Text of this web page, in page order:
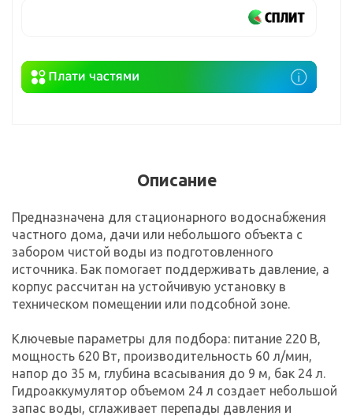
Описание
Предназначена для стационарного водоснабжения
частного дома, дачи или небольшого объекта с
забором чистой воды из подготовленного
источника. Бак помогает поддерживать давление, а
корпус рассчитан на устойчивую установку в
техническом помещении или подсобной зоне.
Ключевые параметры для подбора: питание 220 В,
мощность 620 Вт, производительность 60 л/мин,
напор до 35 м, глубина всасывания до 9 м, бак 24 л.
Гидроаккумулятор объемом 24 л создает небольшой
запас воды, сглаживает перепады давления и